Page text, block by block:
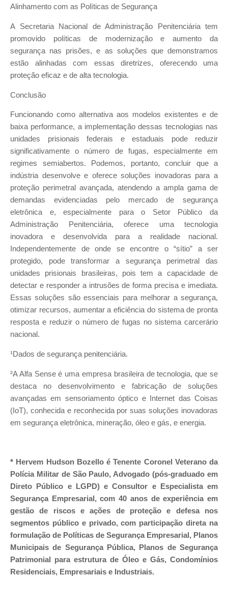
Alinhamento com as Políticas de Segurança
A Secretaria Nacional de Administração Penitenciária tem
promovido políticas de modernização e aumento da
segurança nas prisões, e as soluções que demonstramos
estão alinhadas com essas diretrizes, oferecendo uma
proteção eficaz e de alta tecnologia.
Conclusão
Funcionando como alternativa aos modelos existentes e de
baixa performance, a implementação dessas tecnologias nas
unidades prisionais federais e estaduais pode reduzir
significativamente o número de fugas, especialmente em
regimes semiabertos. Podemos, portanto, concluir que a
indústria desenvolve e oferece soluções inovadoras para a
proteção perimetral avançada, atendendo a ampla gama de
demandas evidenciadas pelo mercado de segurança
eletrônica e, especialmente para o Setor Público da
Administração Penitenciária, oferece uma tecnologia
inovadora e desenvolvida para a realidade nacional.
Independentemente de onde se encontre o “sítio” a ser
protegido, pode transformar a segurança perimetral das
unidades prisionais brasileiras, pois tem a capacidade de
detectar e responder a intrusões de forma precisa e imediata.
Essas soluções são essenciais para melhorar a segurança,
otimizar recursos, aumentar a eficiência do sistema de pronta
resposta e reduzir o número de fugas no sistema carcerário
nacional.
¹Dados de segurança penitenciária.
²A Alfa Sense é uma empresa brasileira de tecnologia, que se
destaca no desenvolvimento e fabricação de soluções
avançadas em sensoriamento óptico e Internet das Coisas
(IoT), conhecida e reconhecida por suas soluções inovadoras
em segurança eletrônica, mineração, óleo e gás, e energia.
* Hervem Hudson Bozello é Tenente Coronel Veterano da
Polícia Militar de São Paulo, Advogado (pós-graduado em
Direto Público e LGPD) e Consultor e Especialista em
Segurança Empresarial, com 40 anos de experiência em
gestão de riscos e ações de proteção e defesa nos
segmentos público e privado, com participação direta na
formulação de Políticas de Segurança Empresarial, Planos
Municipais de Segurança Pública, Planos de Segurança
Patrimonial para estrutura de Óleo e Gás, Condomínios
Residenciais, Empresariais e Industriais.